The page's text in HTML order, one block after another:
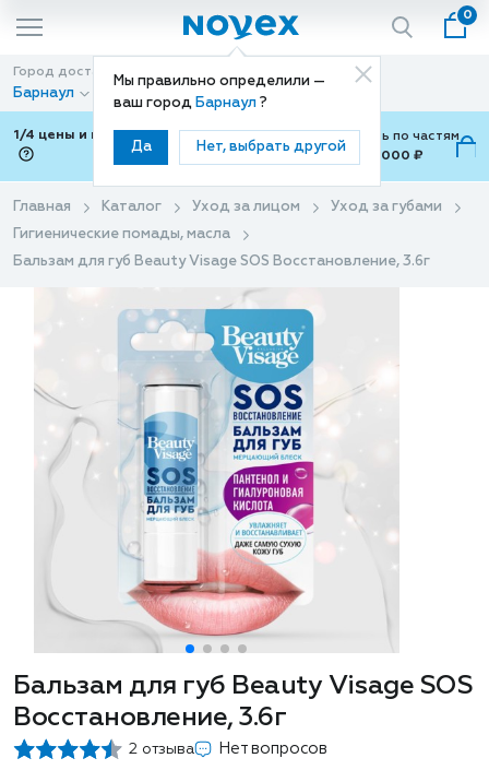
Мы правильно определили —
ваш город Барнаул ?
Да Нет, выбрать другой
0
Город доставки
Барнаул
Способ доставки
Доставка
1/4 цены и покупки ваши с Подели
Можно оплатить по частям
от 700 ₽ до 15,000 ₽
Главная Каталог Уход за лицом
Уход за губами
Гигиенические помады, масла
Бальзам для губ Beauty Visage SOS Восстановление, 3.6г
Бальзам для губ Beauty Visage SOS
Восстановление, 3.6г
2 отзыва Нет вопросов